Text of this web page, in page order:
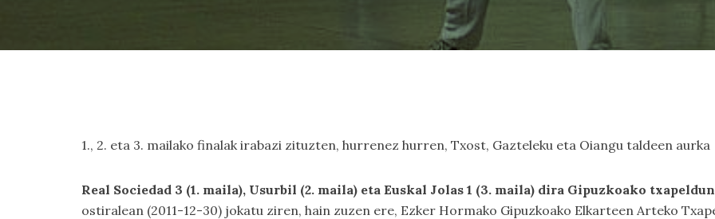
1., 2. eta 3. mailako finalak irabazi zituzten, hurrenez hurren, Txost, Gazteleku eta Oiangu taldeen aurka
Real Sociedad 3 (1. maila), Usurbil (2. maila) eta Euskal Jolas 1 (3. maila) dira Gipuzkoako
ostiralean (2011-12-30) jokatu ziren, hain zuzen ere, Ezker Hormako Gipuzkoako Elkarteen Arteko